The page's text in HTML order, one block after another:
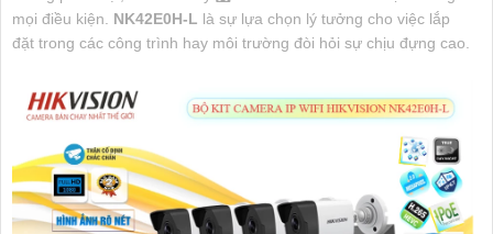
mọi điều kiện. NK42E0H-L là sự lựa chọn lý tưởng cho việc lắp
đặt trong các công trình hay môi trường đòi hỏi sự chịu đựng cao.